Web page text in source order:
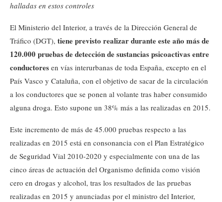
halladas en estos controles
El Ministerio del Interior, a través de la Dirección General de
Tráfico (DGT), tiene previsto realizar durante este año más de
120.000 pruebas de detección de sustancias psicoactivas entre
conductores en vías interurbanas de toda España, excepto en el
País Vasco y Cataluña, con el objetivo de sacar de la circulación
a los conductores que se ponen al volante tras haber consumido
alguna droga. Esto supone un 38% más a las realizadas en 2015.
Este incremento de más de 45.000 pruebas respecto a las
realizadas en 2015 está en consonancia con el Plan Estratégico
de Seguridad Vial 2010-2020 y especialmente con una de las
cinco áreas de actuación del Organismo definida como visión
cero en drogas y alcohol, tras los resultados de las pruebas
realizadas en 2015 y anunciadas por el ministro del Interior,